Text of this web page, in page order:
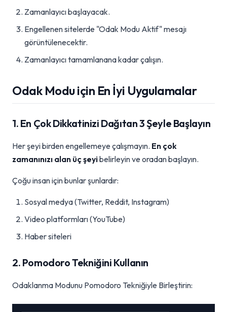
Zamanlayıcı başlayacak.
Engellenen sitelerde "Odak Modu Aktif" mesajı
görüntülenecektir.
Zamanlayıcı tamamlanana kadar çalışın.
Odak Modu için En İyi Uygulamalar
1. En Çok Dikkatinizi Dağıtan 3 Şeyle Başlayın
Her şeyi birden engellemeye çalışmayın. En çok
zamanınızı alan üç şeyibelirleyin ve oradan başlayın.
Çoğu insan için bunlar şunlardır:
Sosyal medya (Twitter, Reddit, Instagram)
Video platformları (YouTube)
Haber siteleri
2. Pomodoro Tekniğini Kullanın
Odaklanma Modunu Pomodoro Tekniğiyle Birleştirin: